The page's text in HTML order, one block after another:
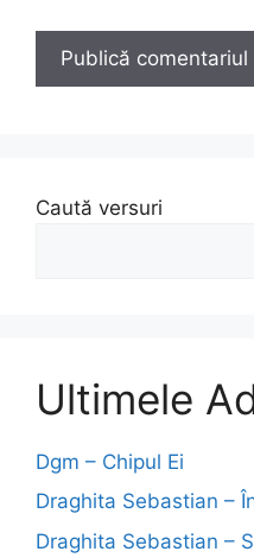
Caută versuri
Ultimele
Dgm – Chipul Ei
Draghita Sebastian –
Draghita Sebastian –